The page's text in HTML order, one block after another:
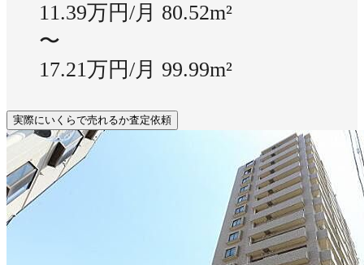
11.39万円/月 80.52m²
〜
17.21万円/月 99.99m²
実際にいくらで売れるか査定依頼